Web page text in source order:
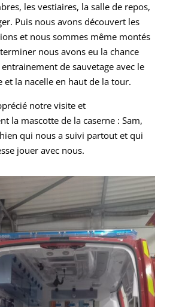
les vestiaires, la salle de repos,
Puis nous avons découvert les
et nous sommes même montés
nous avons eu la chance
entrainement de sauvetage avec le
et la nacelle en haut de la tour.
notre visite et
la mascotte de la caserne : Sam,
qui nous a suivi partout et qui
jouer avec nous.